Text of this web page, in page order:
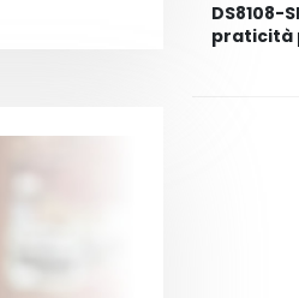
DS8108-
praticità